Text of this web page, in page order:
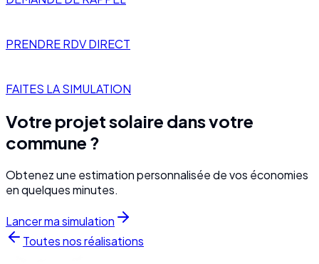
PRENDRE RDV DIRECT
FAITES LA SIMULATION
Votre projet solaire dans votre
commune ?
Obtenez une estimation personnalisée de vos économies
en quelques minutes.
Lancer ma simulation
Toutes nos réalisations